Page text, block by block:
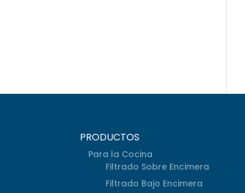
PRODUCTOS
Para la Cocina
Filtrado Sobre Encimera
Filtrado Bajo Encimera